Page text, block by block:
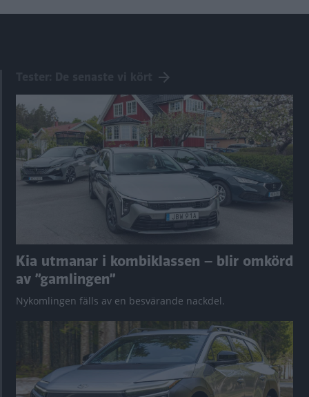
Kia utmanar i kombiklassen – blir omkörd
av ”gamlingen”
Nykomlingen fälls av en besvärande nackdel.